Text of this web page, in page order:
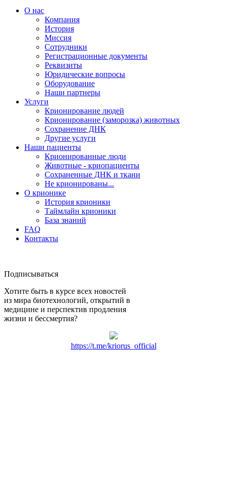
О нас
Компания
История
Миссия
Сотрудники
Регистрационные документы
Реквизиты
Юридические вопросы
Оборудование
Наши партнеры
Услуги
Крионирование людей
Крионирование (заморозка) животных
Сохранение ДНК
Другие услуги
Наши пациенты
Крионированные люди
Животные - криопациенты
Сохраненные ДНК и ткани
Не крионированы...
О крионике
История крионики
Таймлайн крионики
База знаний
FAQ
Контакты
Подписываться
Хотите быть в курсе всех новостей
из мира биотехнологий, открытий в
медицине и перспектив продления
жизни и бессмертия?
https://t.me/kriorus_official